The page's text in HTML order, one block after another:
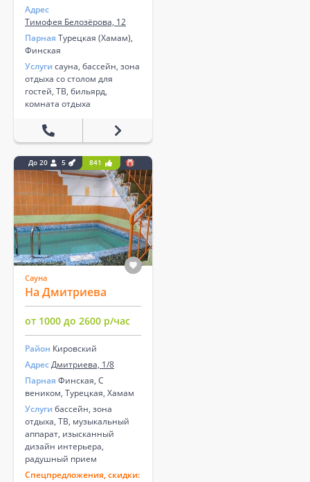
Адрес
Тимофея Белозёрова, 12
Парная Турецкая (Хамам),
Финская
Услуги сауна, бассейн, зона
отдыха со столом для
гостей, ТВ, бильярд,
комната отдыха
До 20 5 841
Сауна
На Дмитриева
от 1000 до 2600 р/час
Район Кировский
АдресДмитриева, 1/8
Парная Финская, С
веником, Турецкая, Хамам
Услуги бассейн, зона
отдыха, ТВ, музыкальный
аппарат, изысканный
дизайн интерьера,
радушный прием
Спецпредложения, скидки: